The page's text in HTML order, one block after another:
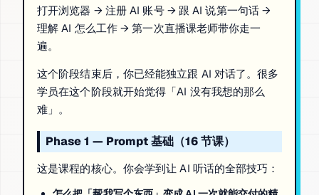
打开浏览器 → 注册 AI 账号 → 跟 AI 说第一句话 →
理解 AI 怎么工作 → 第一次直播课老师带你走一
遍。
这个阶段结束后，你已经能独立跟 AI 对话了。很多
学员在这个阶段就开始觉得「AI 没有我想的那么
难」。
Phase 1 — Prompt 基础（16 节课）
这是课程的核心。你会学到让 AI 听话的全部技巧：